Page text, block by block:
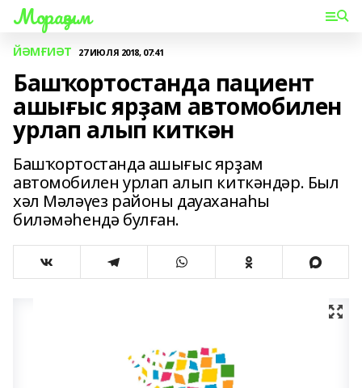
Мораҙым
ЙӘМҒИӘТ 27 ИЮЛЯ 2018, 07:41
Башҡортостанда пациент
ашығыс ярҙам автомобилен
урлап алып киткән
Башҡортостанда ашығыс ярҙам
автомобилен урлап алып киткәндәр. Был
хәл Мәләүез районы дауаханаһы
биләмәһендә булған.